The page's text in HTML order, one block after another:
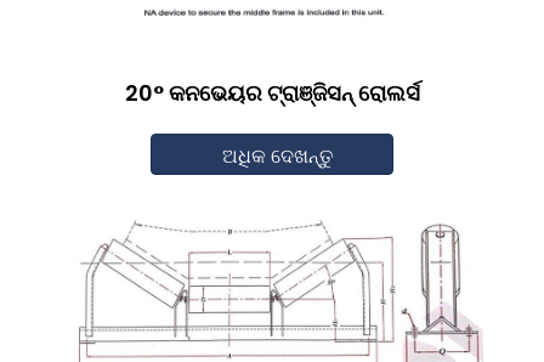
20° କନଭେୟର ଟ୍ରାଞ୍ଜିସନ୍ ରୋଲର୍ସ
ଅଧିକ ଦେଖନ୍ତୁ